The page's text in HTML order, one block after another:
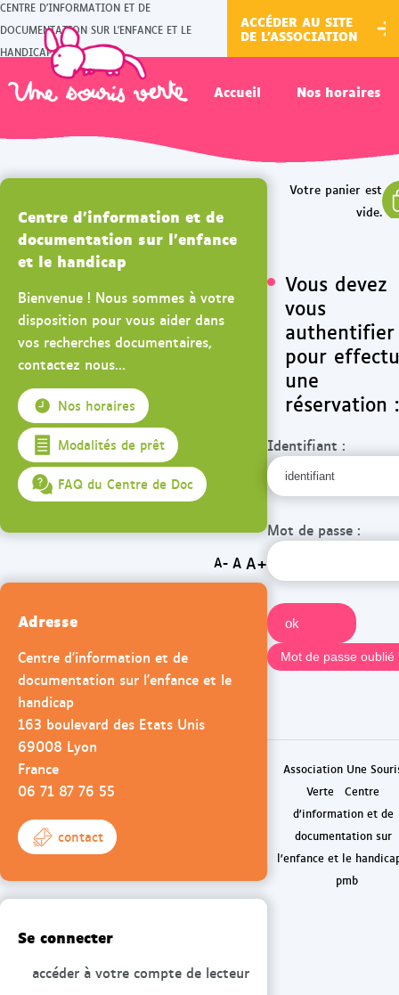
CENTRE D'INFORMATION ET DE
DOCUMENTATION SUR L'ENFANCE ET LE
HANDICAP
ACCÉDER AU SITE
DE L'ASSOCIATION
Accueil Nos horaires
Vous devez
vous
authentifier
pour
une
réservation :
Identifiant :
Mot de passe :
Association Une
Verte
Centre
d'information et de
documentation sur
l'enfance et le
pmb
Centre d'information et de
documentation sur l'enfance
et le handicap
Bienvenue ! Nous sommes à votre
disposition pour vous aider dans
vos recherches documentaires,
contactez nous...
Nos horaires
Modalités de prêt
FAQ du Centre de Doc
A- A A+
Adresse
Centre d'information et de
documentation sur l'enfance et le
handicap
163 boulevard des Etats Unis
69008 Lyon
France
06 71 87 76 55
contact
Se connecter
accéder à votre compte de lecteur